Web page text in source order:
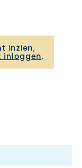
inzien,
inloggen.